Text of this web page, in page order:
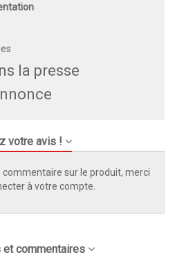
la presse
votre avis !
commentaire sur le produit, merci
à votre compte.
et commentaires